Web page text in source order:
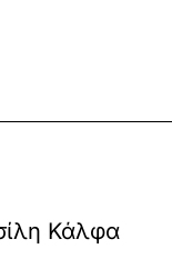
Κάλφα